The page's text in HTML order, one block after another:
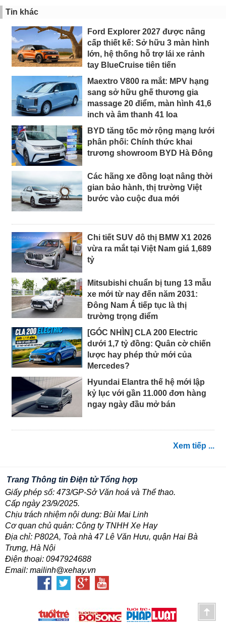
Tin khác
Ford Explorer 2027 được nâng
cấp thiết kế: Sở hữu 3 màn hình
lớn, hệ thống hỗ trợ lái xe rảnh
tay BlueCruise tiên tiến
Maextro V800 ra mắt: MPV hạng
sang sở hữu ghế thương gia
massage 20 điểm, màn hình 41,6
inch và âm thanh 41 loa
BYD tăng tốc mở rộng mạng lưới
phân phối: Chính thức khai
trương showroom BYD Hà Đông
Các hãng xe đồng loạt nâng thời
gian bảo hành, thị trường Việt
bước vào cuộc đua mới
Chi tiết SUV đô thị BMW X1 2026
vừa ra mắt tại Việt Nam giá 1,689
tỷ
Mitsubishi chuẩn bị tung 13 mẫu
xe mới từ nay đến năm 2031:
Đông Nam Á tiếp tục là thị
trường trọng điểm
[GÓC NHÌN] CLA 200 Electric
dưới 1,7 tỷ đồng: Quân cờ chiến
lược hay phép thử mới của
Mercedes?
Hyundai Elantra thế hệ mới lập
kỷ lục với gần 11.000 đơn hàng
ngay ngày đầu mở bán
Xem tiếp ...
Trang Thông tin Điện tử Tổng hợp
Giấy phép số: 473/GP-Sở Văn hoá và Thể thao.
Cấp ngày 23/9/2025.
Chịu trách nhiệm nội dung: Bùi Mai Linh
Cơ quan chủ quản: Công ty TNHH Xe Hay
Địa chỉ: P802A, Toà nhà 47 Lê Văn Hưu, quận Hai Bà
Trưng, Hà Nội
Điện thoại: 0947924688
Email: mailinh@xehay.vn